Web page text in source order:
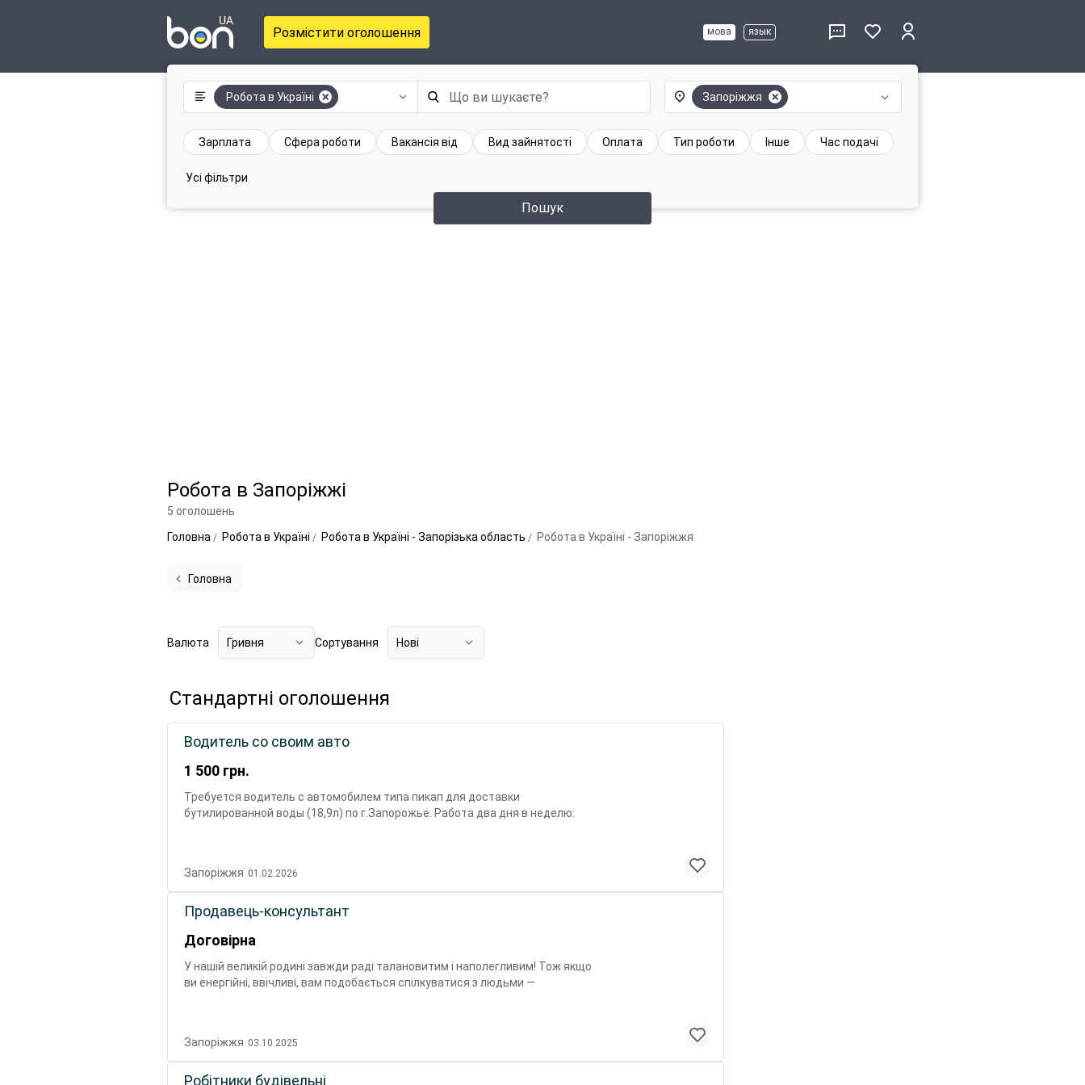
Розмістити оголошення мова язык
Робота в Україні Запоріжжя
Пошук
Зарплата Сфера роботи Вакансія від Вид зайнятості Оплата Тип роботи Інше Час подачі
Усі фільтри
Робота в Запоріжжі
5 оголошень
Головна
Робота в Україні Робота в Україні - Запорізька область Робота в Україні - Запоріжжя
Головна
Валюта Гривня Сортування Нові
Стандартні оголошення
1 500 грн.
Водитель со своим авто
Требуется водитель с автомобилем типа пикап для доставки
бутилированной воды (18,9л) по г.Запорожье. Работа два дня в неделю:
Запоріжжя 01.02.2026
Договірна
Продавець-консультант
У нашій великій родині завжди раді талановитим і наполегливим! Тож якщо
ви енергійні, ввічливі, вам подобається спілкуватися з людьми —
та: Розраховуйте на нас. Стабільна зарплата та офіційне працевлаштування.
Будьте здорові. Страхування життя. Зберігайте баланс. Можливий
індивідуальний графік роботи з урахуванням бізнес-процесів та власних
Запоріжжя 03.10.2025
Робітники будівельні